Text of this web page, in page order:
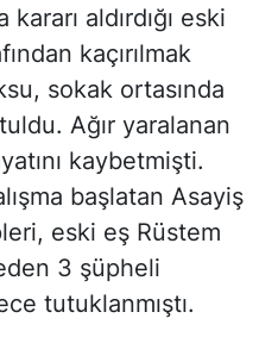
aldırdığı eski
kaçırılmak
sokak ortasında
Ağır yaralanan
kaybetmişti.
başlatan Asayiş
eski eş Rüstem
3 şüpheli
tutuklanmıştı.